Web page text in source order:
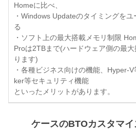
Homeに比べ、
・Windows Updateのタイミングを
る
・ソフト上の最大搭載メモリ制限
Proは2TBまで(ハードウェア側の最
ります)
・各種ビジネス向けの機能、Hyper-
ker等セキュリティ機能
といったメリットがあります。
ケースのBTOカスタマ